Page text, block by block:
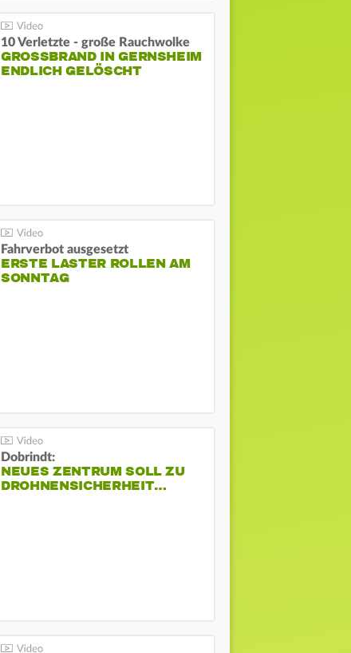
10 Verletzte - große Rauchwolke
GROSSBRAND IN GERNSHEIM E
NDLICH GELÖSCHT
Fahrverbot ausgesetzt
ERSTE LASTER ROLLEN AM
SONNTAG
Dobrindt:
NEUES ZENTRUM SOLL ZU
DROHNENSICHERHEIT…